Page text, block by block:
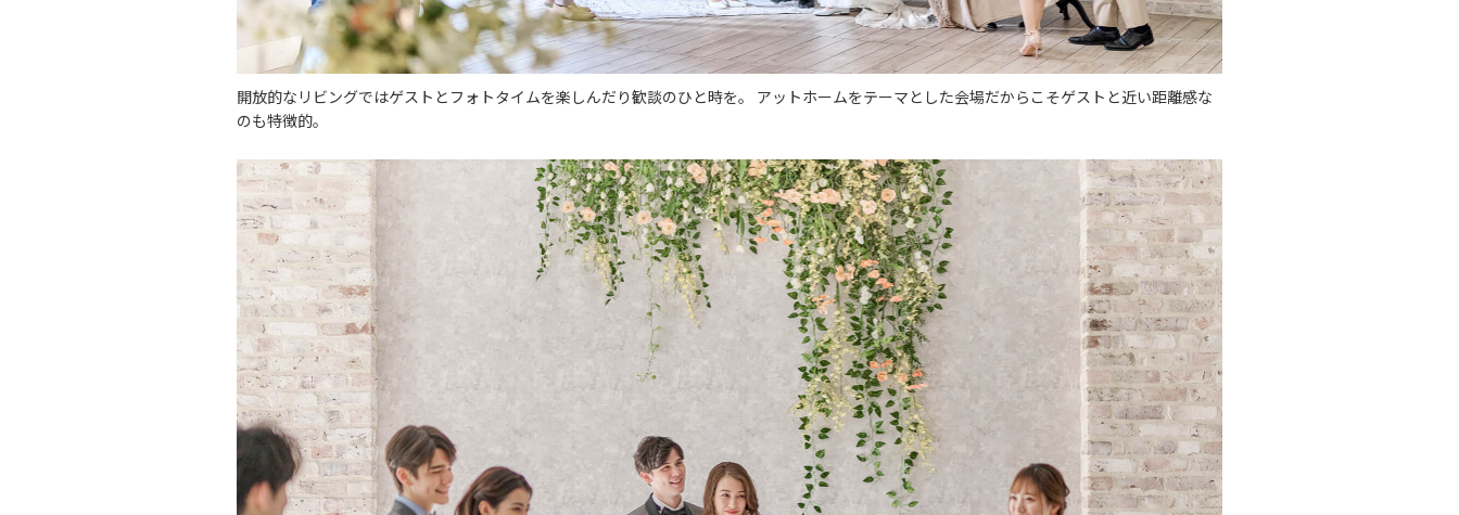
開放的なリビングではゲストとフォトタイムを楽しんだり歓談のひと時を。 アットホームをテーマとした会場だからこそゲストと近い距離感な
のも特徴的。